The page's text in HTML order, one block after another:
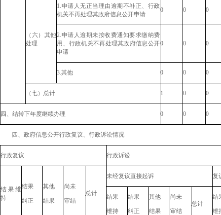
（六）其他
处理
1.申请人无正当理由逾期不补正、行政
机关不再处理其政府信息公开申请
0 0 0
2.申请人逾期未按收费通知要求缴纳费
用、行政机关不再处理其政府信息公开
申请
0 0 0
3.其他 0 0 0
（七）总计 1 0 0
四、结转下年度继续办理 0 0 0
四、政府信息公开行政复议、行政诉讼情况
行政复议 行政诉讼
结果维
持
结果
纠正
其他
结果
尚未
审结
总计
未经复议直接起诉 复
结果
维持
结果
纠正
其他
结果
尚未
审结
总计
结
维